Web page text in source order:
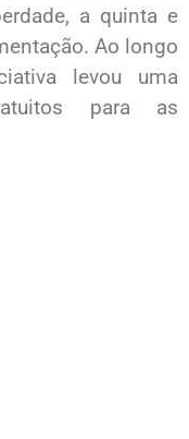
a quinta e
Ao longo
levou uma
para as